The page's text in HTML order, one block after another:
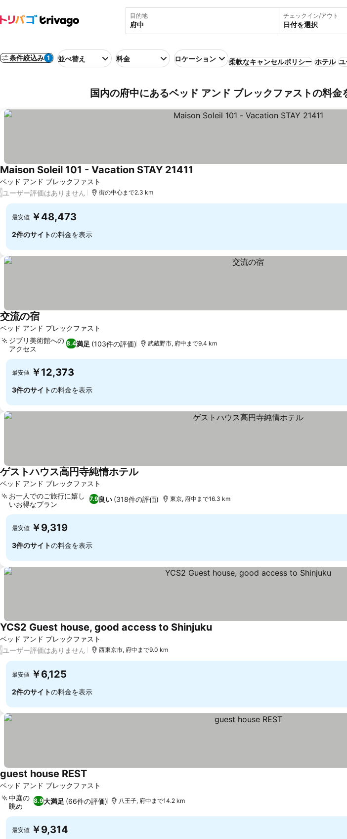
目的地 チェックイン/アウト
日付を選択
条件絞込み 1 並べ替え 料金 ロケーション 柔軟なキャンセルポリシー ホテル
国内の府中にあるベッド アンド ブレックファストの料金
ベッド アンド ブレックファスト
Maison Soleil 101 - Vacation STAY 21411
/ユーザー評価はありません 街の中心まで2.3 km
最安値 ￥48,473
2件のサイトの料金を表示
ベッド アンド ブレックファスト
交流の宿
8.4満足 (103件の評価)
ジブリ美術館への
アクセス
武蔵野市, 府中まで9.4 km
最安値 ￥12,373
3件のサイトの料金を表示
ベッド アンド ブレックファスト
ゲストハウス高円寺純情ホテル
7.9良い (318件の評価)
お一人でのご旅行に嬉し
いお得なプラン
東京, 府中まで16.3 km
最安値 ￥9,319
3件のサイトの料金を表示
ベッド アンド ブレックファスト
YCS2 Guest house, good access to Shinjuku料金を表示
/ユーザー評価はありません 西東京市, 府中まで9.0 km
最安値 ￥6,125
2件のサイトの料金を表示
ベッド アンド ブレックファスト
guest house REST
8.9大満足 (66件の評価)
中庭の
眺め
八王子, 府中まで14.2 km
最安値 ￥9,314